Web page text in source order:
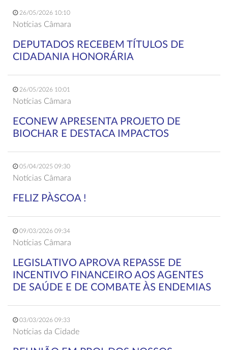
26/05/2026 10:10
Notícias Câmara
DEPUTADOS RECEBEM TÍTULOS DE
CIDADANIA HONORÁRIA
26/05/2026 10:01
Notícias Câmara
ECONEW APRESENTA PROJETO DE
BIOCHAR E DESTACA IMPACTOS
05/04/2025 09:30
Notícias Câmara
FELIZ PÀSCOA !
09/03/2026 09:34
Notícias Câmara
LEGISLATIVO APROVA REPASSE DE
INCENTIVO FINANCEIRO AOS AGENTES
DE SAÚDE E DE COMBATE ÀS ENDEMIAS
03/03/2026 09:33
Notícias da Cidade